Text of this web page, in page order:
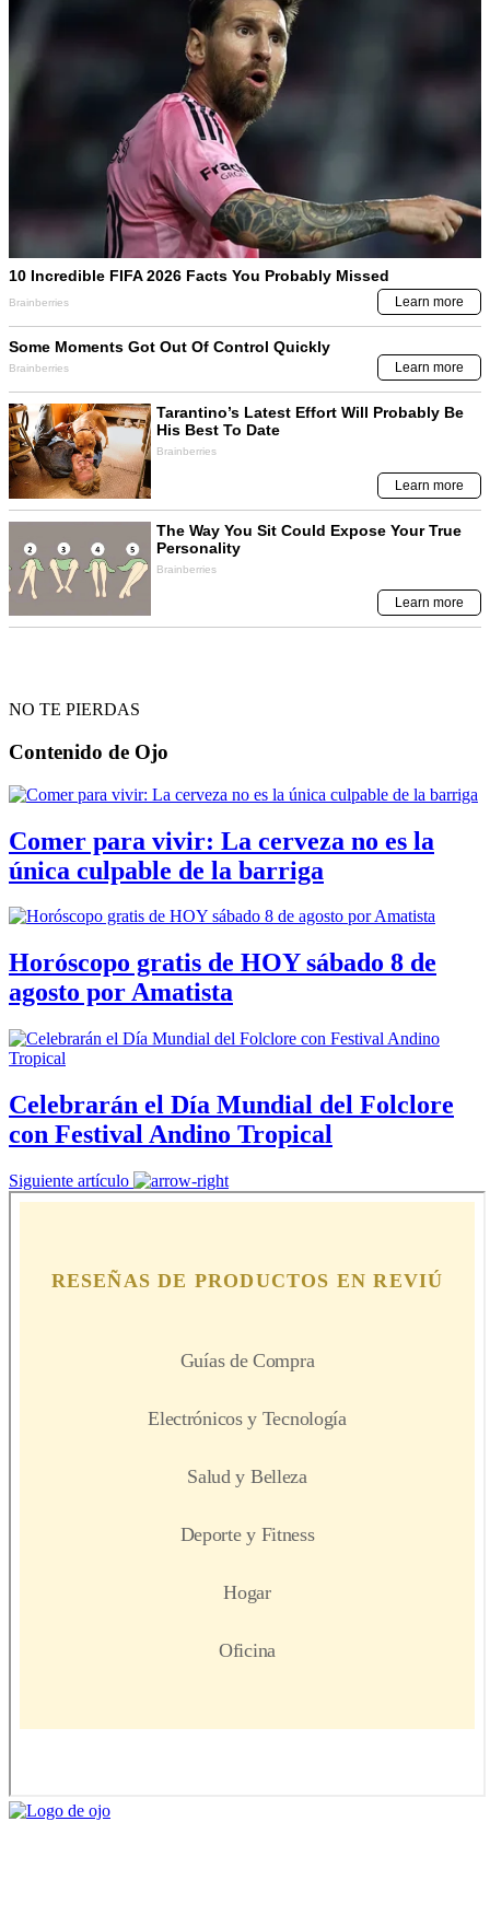
NO TE PIERDAS
Contenido de Ojo
Comer para vivir: La cerveza no es la
única culpable de la barriga
Horóscopo gratis de HOY sábado 8 de
agosto por Amatista
Celebrarán el Día Mundial del Folclore
con Festival Andino Tropical
Siguiente artículo